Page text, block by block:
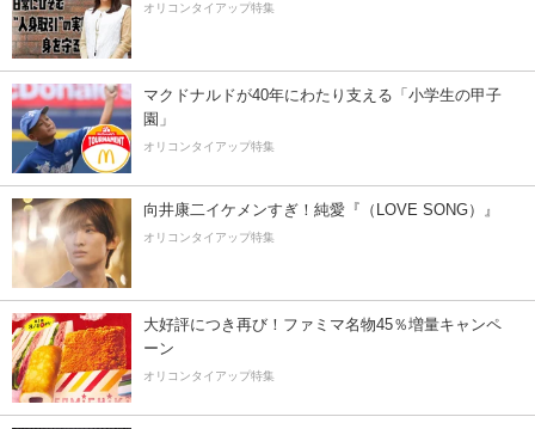
オリコンタイアップ特集
マクドナルドが40年にわたり支える「小学生の甲子
園」
オリコンタイアップ特集
向井康二イケメンすぎ！純愛『（LOVE SONG）』
オリコンタイアップ特集
大好評につき再び！ファミマ名物45％増量キャンペ
ーン
オリコンタイアップ特集